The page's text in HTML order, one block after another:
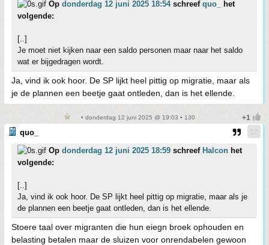
Op donderdag 12 juni 2025 18:54schreef quo_
het
volgende:
[..]
Je moet niet kijken naar een saldo personen maar naar het saldo
wat er bijgedragen wordt.
Ja, vind ik ook hoor. De SP lijkt heel pittig op migratie, maar als
je de plannen een beetje gaat ontleden, dan is het ellende.
• donderdag 12 juni 2025 @ 19:03 • 130
quo_
Op donderdag 12 juni 2025 18:59 schreef Halcon het
volgende:
[..]
Ja, vind ik ook hoor. De SP lijkt heel pittig op migratie, maar als je
de plannen een beetje gaat ontleden, dan is het ellende.
Stoere taal over migranten die hun eiegn broek ophouden en
belasting betalen maar de sluizen voor onrendabelen gewoon